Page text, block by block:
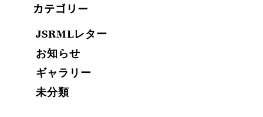
カテゴリー
JSRMLレター
お知らせ
ギャラリー
未分類